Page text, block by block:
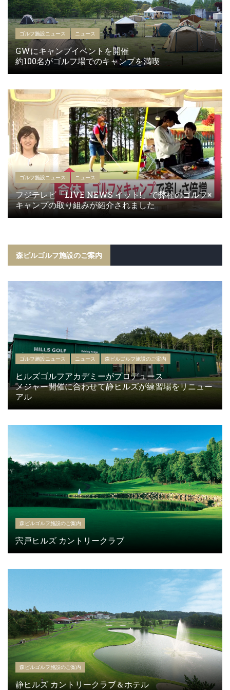
ゴルフ施設ニュース ニュース
GWにキャンプイベントを開催
約100名がゴルフ場でのキャンプを満喫
ゴルフ施設ニュース ニュース
フジテレビ「LIVE NEWS イット!」で弊社のゴルフ×
キャンプの取り組みが紹介されました
森ビルゴルフ施設のご案内
ゴルフ施設ニュース ニュース 森ビルゴルフ施設のご案内
ヒルズゴルフアカデミーがプロデュース
メジャー開催に合わせて静ヒルズが練習場をリニュー
アル
森ビルゴルフ施設のご案内
宍戸ヒルズ カントリークラブ
森ビルゴルフ施設のご案内
静ヒルズ カントリークラブ＆ホテル